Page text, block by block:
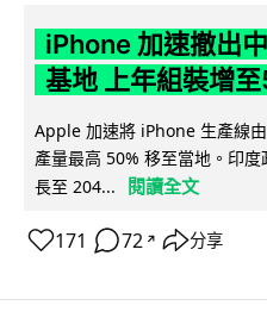
iPhone 加速撤出
基地 上年組裝增
Apple 加速將 iPhone 生產線
產量最高 50% 移至當地。印
長至 204...
閱讀全文
171 72 ↗ 分享